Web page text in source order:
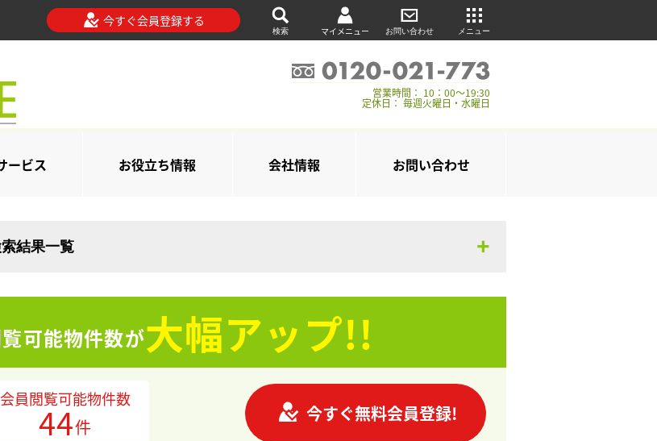
今すぐ会員登録する
検索 マイメニュー お問い合わせ メニュー
営業時間： 10：00～19:30
定休日： 毎週火曜日・水曜日
ービス お役立ち情報 会社情報 お問い合わせ
結果一覧
可能物件数が大幅アップ!!
会員閲覧可能物件数
44件
今すぐ無料会員登録!